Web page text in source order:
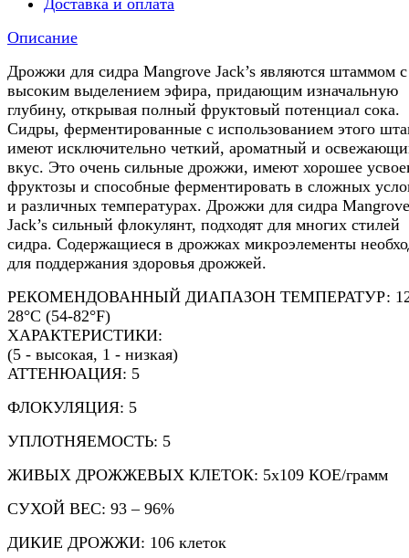
Описание
Дрожжи для сидра Mangrove Jack’s являются штаммом с
высоким выделением эфира, придающим изначальную
глубину, открывая полный фруктовый потенциал сока.
Сидры, ферментированные с использованием этого
имеют исключительно четкий, ароматный и
вкус. Это очень сильные дрожжи, имеют хорошее
фруктозы и способные ферментировать в сложных
и различных температурах. Дрожжи для сидра Mangrove
Jack’s сильный флокулянт, подходят для многих стилей
сидра. Содержащиеся в дрожжах микроэлементы
для поддержания здоровья дрожжей.
РЕКОМЕНДОВАННЫЙ ДИАПАЗОН ТЕМПЕРАТУР:
28°C (54-82°F)
ХАРАКТЕРИСТИКИ:
(5 - высокая, 1 - низкая)
АТТЕНЮАЦИЯ: 5
ФЛОКУЛЯЦИЯ: 5
УПЛОТНЯЕМОСТЬ: 5
ЖИВЫХ ДРОЖЖЕВЫХ КЛЕТОК: 5x109 КОЕ/грамм
СУХОЙ ВЕС: 93 – 96%
ДИКИЕ ДРОЖЖИ: 106 клеток